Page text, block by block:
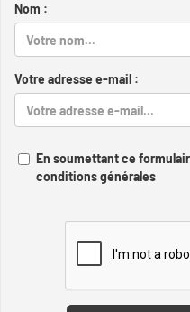
Nom :
Votre adresse e-mail :
En soumettant ce
conditions générales